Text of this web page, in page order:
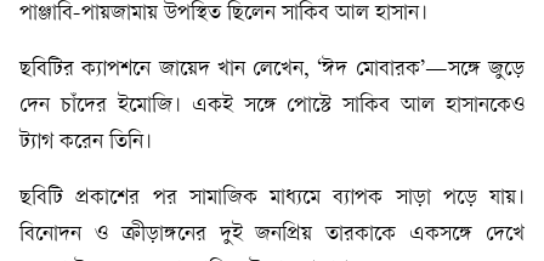
পাঞ্জাবি-পায়জামায় উপস্থিত ছিলেন সাকিব আল হাসান।
ছবিটির ক্যাপশনে জায়েদ খান লেখেন, ‘ঈদ মোবারক’—সঙ্গে জুড়ে
দেন চাঁদের ইমোজি। একই সঙ্গে পোস্টে সাকিব আল হাসানকেও
ট্যাগ করেন তিনি।
ছবিটি প্রকাশের পর সামাজিক মাধ্যমে ব্যাপক সাড়া পড়ে যায়।
বিনোদন ও ক্রীড়াঙ্গনের দুই জনপ্রিয় তারকাকে একসঙ্গে দেখে